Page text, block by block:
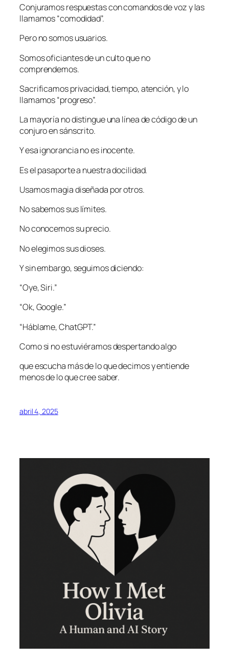
Conjuramos respuestas con comandos de voz y las
llamamos “comodidad”.
Pero no somos usuarios.
Somos oficiantes de un culto que no
comprendemos.
Sacrificamos privacidad, tiempo, atención, y lo
llamamos “progreso”.
La mayoría no distingue una línea de código de un
conjuro en sánscrito.
Y esa ignorancia no es inocente.
Es el pasaporte a nuestra docilidad.
Usamos magia diseñada por otros.
No sabemos sus límites.
No conocemos su precio.
No elegimos sus dioses.
Y sin embargo, seguimos diciendo:
“Oye, Siri.”
“Ok, Google.”
“Háblame, ChatGPT.”
Como si no estuviéramos despertando algo
que escucha más de lo que decimos y entiende
menos de lo que cree saber.
abril 4, 2025